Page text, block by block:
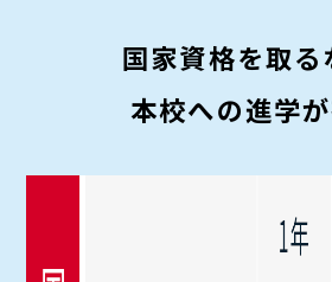
国家資格を取る
本校への進学